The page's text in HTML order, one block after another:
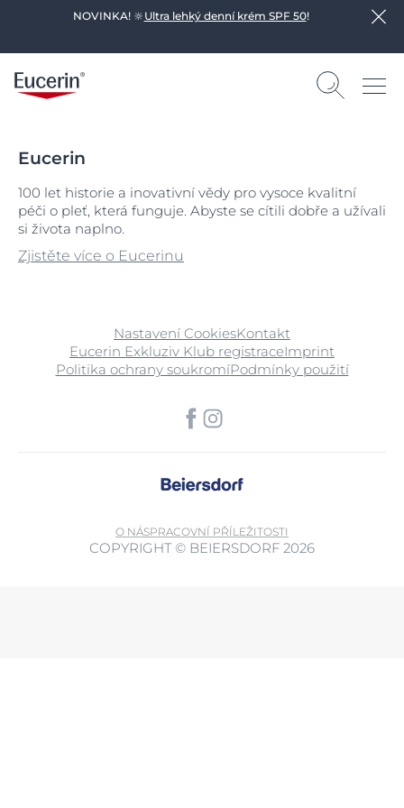
NOVINKA! 🔆 Ultra lehký denní krém SPF 50!
Eucerin
100 let historie a inovativní vědy pro vysoce kvalitní
péči o pleť, která funguje. Abyste se cítili dobře a užívali
si života naplno.
Zjistěte více o Eucerinu
Nastavení CookiesKontakt
Eucerin Exkluziv Klub registraceImprint
Politika ochrany soukromíPodmínky použití
O NÁSPRACOVNÍ PŘÍLEŽITOSTI
COPYRIGHT © BEIERSDORF 2026